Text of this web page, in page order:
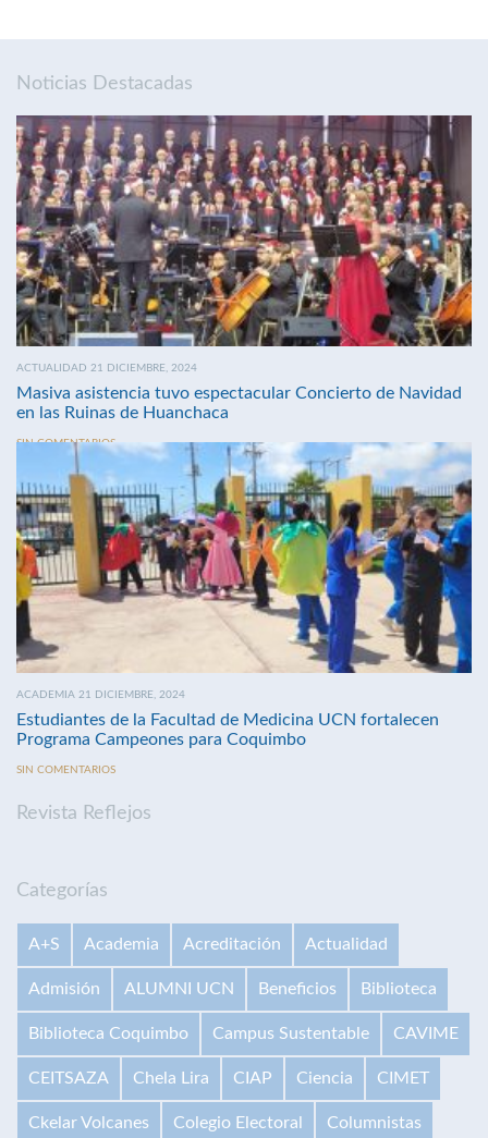
Noticias Destacadas
ACTUALIDAD 21 DICIEMBRE, 2024
Masiva asistencia tuvo espectacular Concierto de Navidad
en las Ruinas de Huanchaca
SIN COMENTARIOS
ACADEMIA 21 DICIEMBRE, 2024
Estudiantes de la Facultad de Medicina UCN fortalecen
Programa Campeones para Coquimbo
SIN COMENTARIOS
Revista Reflejos
Categorías
A+S Academia Acreditación Actualidad
Admisión ALUMNI UCN Beneficios Biblioteca
Biblioteca Coquimbo Campus Sustentable CAVIME
CEITSAZA Chela Lira CIAP Ciencia CIMET
Ckelar Volcanes Colegio Electoral Columnistas